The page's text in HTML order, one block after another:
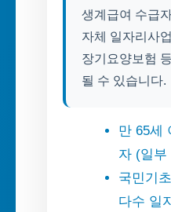
생계급여 수급
자체 일자리사
장기요양보험
될 수 있습니다.
만 65세
자 (일부
국민기
다수 일